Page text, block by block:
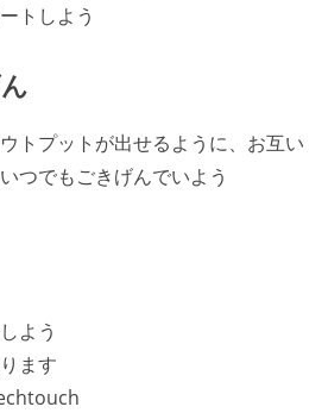
トしよう
トプットが出せるように、お互い
つでもごきげんでいよう
よう
ます